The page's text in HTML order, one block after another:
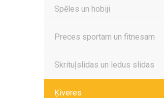
Spēles un hobiji
Preces sportam un fitnesam
Skrituļslidas un ledus slidas
Ķiveres